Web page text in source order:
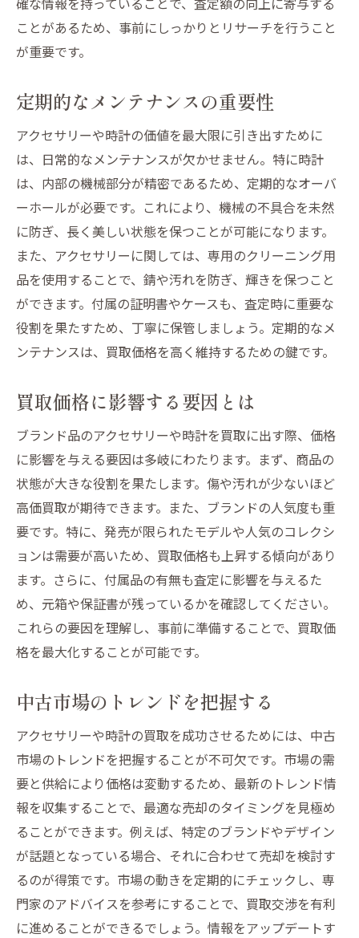
ことがあるため、事前にしっかりとリサーチを行うこと
が重要です。
定期的なメンテナンスの重要性
アクセサリーや時計の価値を最大限に引き出すために
は、日常的なメンテナンスが欠かせません。特に時計
は、内部の機械部分が精密であるため、定期的なオーバ
ーホールが必要です。これにより、機械の不具合を未然
に防ぎ、長く美しい状態を保つことが可能になります。
また、アクセサリーに関しては、専用のクリーニング用
品を使用することで、錆や汚れを防ぎ、輝きを保つこと
ができます。付属の証明書やケースも、査定時に重要な
役割を果たすため、丁寧に保管しましょう。定期的なメ
ンテナンスは、買取価格を高く維持するための鍵です。
買取価格に影響する要因とは
ブランド品のアクセサリーや時計を買取に出す際、価格
に影響を与える要因は多岐にわたります。まず、商品の
状態が大きな役割を果たします。傷や汚れが少ないほど
高価買取が期待できます。また、ブランドの人気度も重
要です。特に、発売が限られたモデルや人気のコレクシ
ョンは需要が高いため、買取価格も上昇する傾向があり
ます。さらに、付属品の有無も査定に影響を与えるた
め、元箱や保証書が残っているかを確認してください。
これらの要因を理解し、事前に準備することで、買取価
格を最大化することが可能です。
中古市場のトレンドを把握する
アクセサリーや時計の買取を成功させるためには、中古
市場のトレンドを把握することが不可欠です。市場の需
要と供給により価格は変動するため、最新のトレンド情
報を収集することで、最適な売却のタイミングを見極め
ることができます。例えば、特定のブランドやデザイン
が話題となっている場合、それに合わせて売却を検討す
るのが得策です。市場の動きを定期的にチェックし、専
門家のアドバイスを参考にすることで、買取交渉を有利
に進めることができるでしょう。情報をアップデートす